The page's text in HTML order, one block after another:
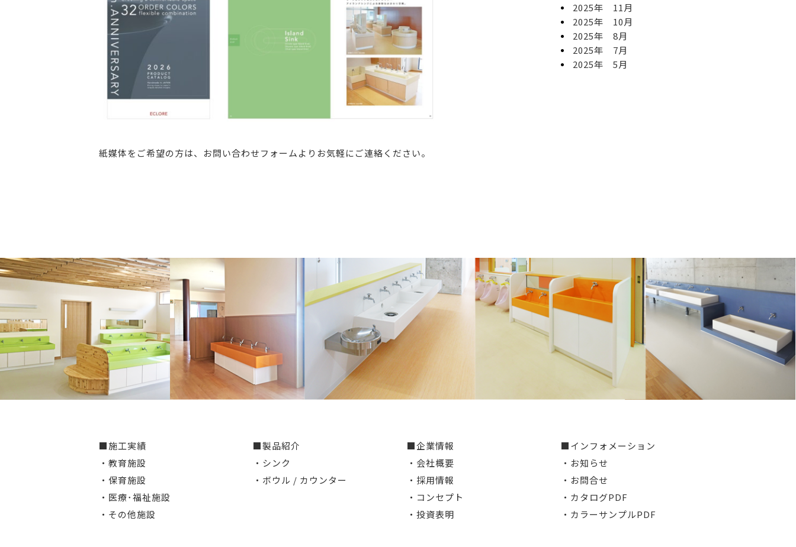
紙媒体をご希望の方は、お問い合わせフォームよりお気軽にご連絡ください。
2025年 11月
2025年 10月
2025年 8月
2025年 7月
2025年 5月
■施工実績
・教育施設
・保育施設
・医療･福祉施設
・その他施設
■製品紹介
・シンク
・ボウル / カウンター
■企業情報
・会社概要
・採用情報
・コンセプト
・投資表明
■インフォメーション
・お知らせ
・お問合せ
・カタログPDF
・カラーサンプルPDF